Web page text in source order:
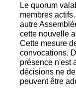
Le quorum
membres
autre
cette nouvelle
Cette mesure
convocations.
présence n'est
décisions ne
peuvent être